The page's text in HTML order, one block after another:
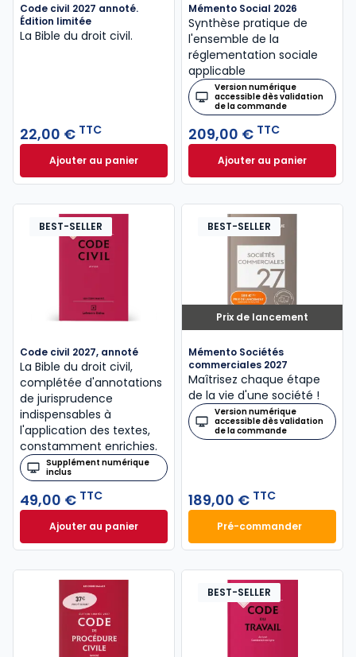
Code civil 2027 annoté.
Édition limitée
La Bible du droit civil.
22,00 € TTC
Ajouter au panierCode civil 2027 annoté. Édition limitée à 22,00 € TTC
Mémento Social 2026
Synthèse pratique de
l'ensemble de la
réglementation sociale
applicable
Version numérique
accessible dès validation
de la commande
209,00 € TTC
Ajouter au panier
Mémento Social
BEST-SELLER
Code civil 2027, annoté
La Bible du droit civil,
complétée d'annotations
de jurisprudence
indispensables à
l'application des textes,
constamment enrichies.
Supplément numérique
inclus
49,00 € TTC
Ajouter au panierCode civil 2027, annoté à 49,00 € TTC
Prix de lancement
BEST-SELLER
Mémento Sociétés
commerciales 2027
Maîtrisez chaque étape
de la vie d'une société !
Version numérique
accessible dès validation
de la commande
189,00 € TTC
Pré-commander
Mémento
BEST-SELLER